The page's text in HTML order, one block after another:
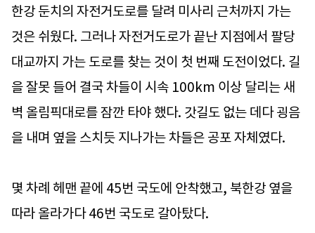
한강 둔치의 자전거도로를 달려 미사리 근처까지 가는
것은 쉬웠다. 그러나 자전거도로가 끝난 지점에서 팔당
대교까지 가는 도로를 찾는 것이 첫 번째 도전이었다. 길
을 잘못 들어 결국 차들이 시속 100km 이상 달리는 새
벽 올림픽대로를 잠깐 타야 했다. 갓길도 없는 데다 굉음
을 내며 옆을 스치듯 지나가는 차들은 공포 자체였다.
몇 차례 헤맨 끝에 45번 국도에 안착했고, 북한강 옆을
따라 올라가다 46번 국도로 갈아탔다.